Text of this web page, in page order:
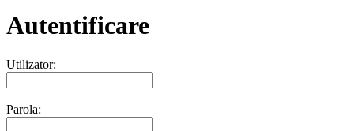
Autentificare
Utilizator:
Parola: